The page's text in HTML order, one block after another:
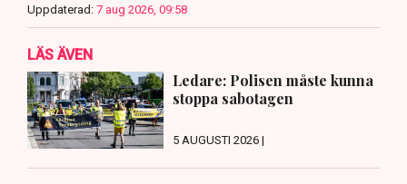
Uppdaterad: 7 aug 2026, 09:58
LÄS ÄVEN
Ledare: Polisen måste kunna
stoppa sabotagen
5 AUGUSTI 2026 |